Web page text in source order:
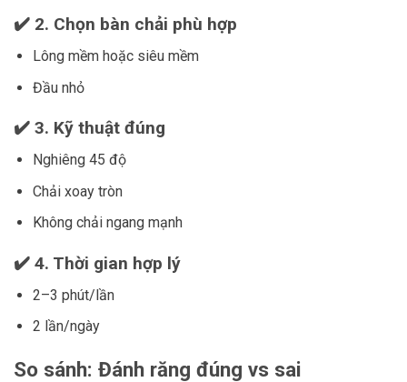
✔️ 2. Chọn bàn chải phù hợp
Lông mềm hoặc siêu mềm
Đầu nhỏ
✔️ 3. Kỹ thuật đúng
Nghiêng 45 độ
Chải xoay tròn
Không chải ngang mạnh
✔️ 4. Thời gian hợp lý
2–3 phút/lần
2 lần/ngày
So sánh: Đánh răng đúng vs sai